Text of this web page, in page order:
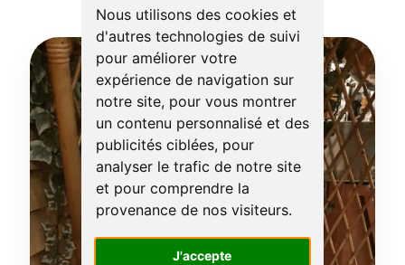
Nous utilisons des cookies et
d'autres technologies de suivi
pour améliorer votre
expérience de navigation sur
notre site, pour vous montrer
un contenu personnalisé et des
publicités ciblées, pour
analyser le trafic de notre site
et pour comprendre la
provenance de nos visiteurs.
J'accepte